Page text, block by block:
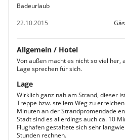
Badeurlaub
22.10.2015
Allgemein / Hotel
Von außen macht es nicht so viel
Lage sprechen für sich.
Lage
Wirklich ganz nah am Strand, dieser
Treppe bzw. steilem Weg zu
Minuten an der Strandpromendade
Stadt sind es allerdings auch ca. 10
Flughafen gestaltete sich sehr
Stunden rechnen.